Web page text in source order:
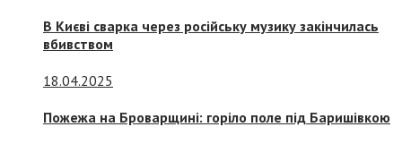
В Києві сварка через російську музику закінчилась
вбивством
18.04.2025
Пожежа на Броварщині: горіло поле під Баришівкою